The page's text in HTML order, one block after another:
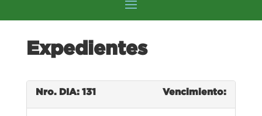
Expedientes
Nro. DIA: 131 Vencimiento: